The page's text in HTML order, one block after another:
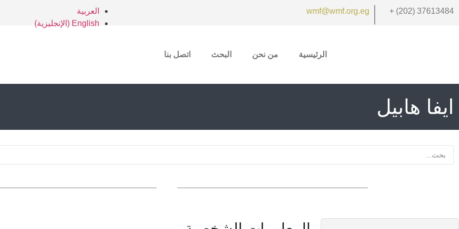
+ (202) 37613484
wmf@wmf.org.eg
العربية
English
( الإنجليزية)
الرئيسية من نحن البحث اتصل بنا
ايفا هابيل